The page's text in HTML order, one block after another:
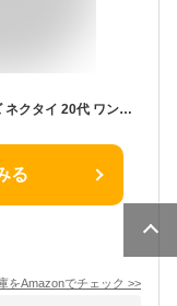
[エムエイチエー] M.H.A.style フレッシャーズ ネクタイ 20代 ワンタッチネクタイ 7cm 簡単ネクタイ 就活 リクルート 新社会人 成人式 30025 F
る
をAmazonでチェック >>